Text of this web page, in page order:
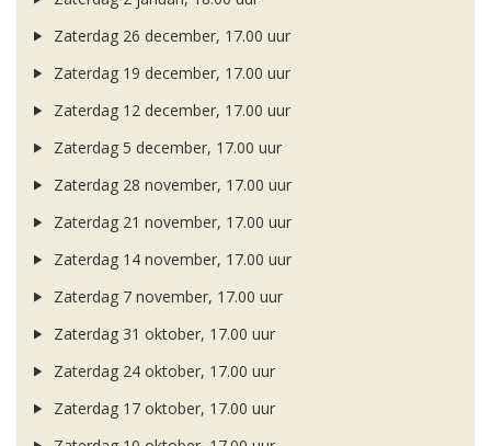
Zaterdag 26 december, 17.00 uur
Zaterdag 19 december, 17.00 uur
Zaterdag 12 december, 17.00 uur
Zaterdag 5 december, 17.00 uur
Zaterdag 28 november, 17.00 uur
Zaterdag 21 november, 17.00 uur
Zaterdag 14 november, 17.00 uur
Zaterdag 7 november, 17.00 uur
Zaterdag 31 oktober, 17.00 uur
Zaterdag 24 oktober, 17.00 uur
Zaterdag 17 oktober, 17.00 uur